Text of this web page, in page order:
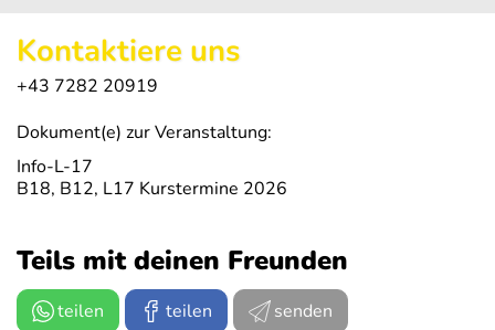
Kontaktiere uns
+43 7282 20919
Dokument(e) zur Veranstaltung:
Info-L-17
B18, B12, L17 Kurstermine 2026
Teils mit deinen Freunden
teilen teilen senden